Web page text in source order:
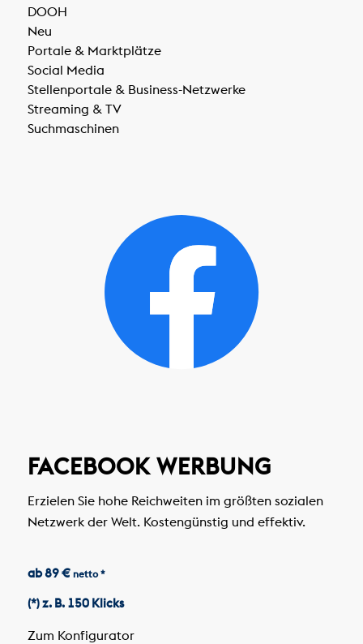
DOOH
Neu
Portale & Marktplätze
Social Media
Stellenportale & Business-Netzwerke
Streaming & TV
Suchmaschinen
FACEBOOK WERBUNG
Erzielen Sie hohe Reichweiten im größten sozialen
Netzwerk der Welt. Kostengünstig und effektiv.
ab 89 € netto *
(*) z. B. 150 Klicks
Zum Konfigurator